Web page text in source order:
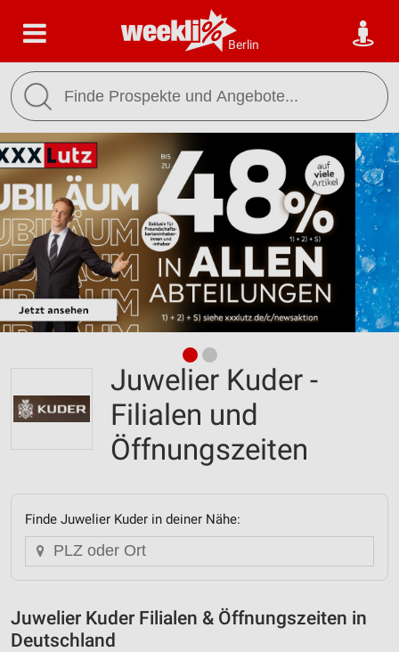
Berlin
Juwelier Kuder -
Filialen und
Öffnungszeiten
Finde Juwelier Kuder in deiner Nähe:
Juwelier Kuder Filialen & Öffnungszeiten in
Deutschland